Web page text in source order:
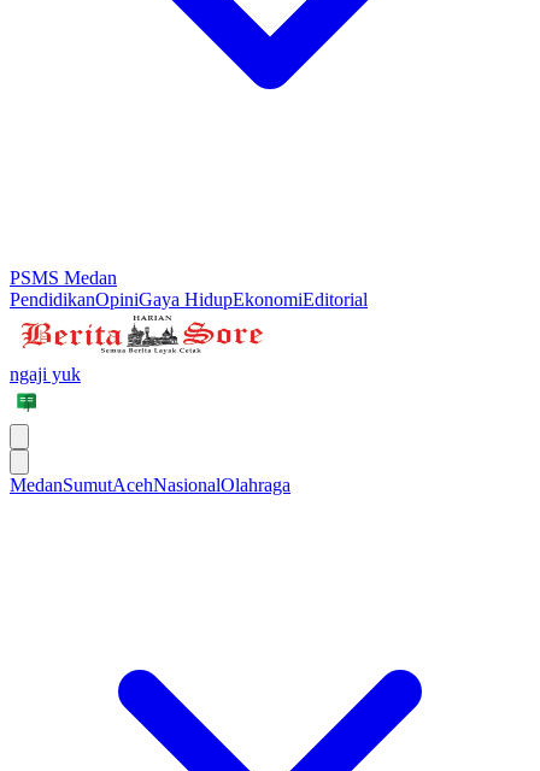
PSMS Medan
PendidikanOpiniGaya HidupEkonomiEditorial
ngaji yuk
MedanSumutAcehNasionalOlahraga